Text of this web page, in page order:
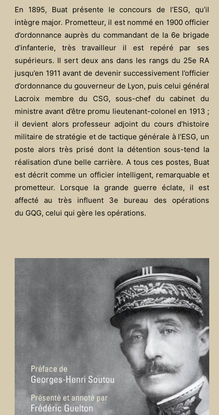
En 1895, Buat présente le concours de l’ESG, qu’il
intègre major. Prometteur, il est nommé en 1900 officier
d’ordonnance auprès du commandant de la 6e brigade
d’infanterie, très travailleur il est repéré par ses
supérieurs. Il sert deux ans dans les rangs du 25e RA
jusqu’en 1911 avant de devenir successivement l’officier
d’ordonnance du gouverneur de Lyon, puis celui général
Lacroix membre du CSG, sous-chef du cabinet du
ministre avant d’être promu lieutenant-colonel en 1913 ;
il devient alors professeur adjoint du cours d’histoire
militaire de stratégie et de tactique générale à l’ESG, un
poste alors très prisé dont la détention sous-tend la
réalisation d’une belle carrière. A tous ces postes, Buat
est décrit comme un officier intelligent, remarquable et
prometteur. Lorsque la grande guerre éclate, il est
affecté au très influent 3e bureau des opérations
du GQG, celui qui gère les opérations.